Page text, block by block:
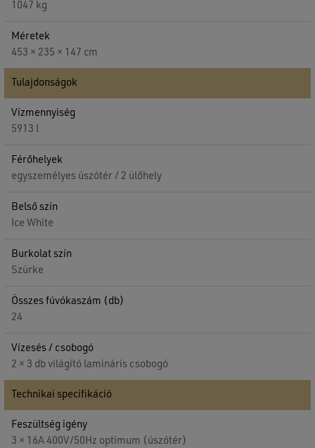
GO TO SHOP
1047 kg
Méretek
453 × 235 × 147 cm
Tulajdonságok
Vízmennyiség
5913 l
Férőhelyek
egyszemélyes úszótér / 2 ülőhely
Belső szín
Ice White
Burkolat szín
Szürke
Összes fúvókaszám (db)
24
Vízesés / csobogó
2 × 3 db világító lamináris csobogó
Technikai specifikáció
Feszültség igény
3 × 16A 400V/50Hz optimum (úszótér)